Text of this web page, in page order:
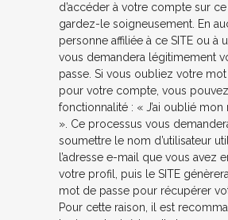
d’accéder à votre compte sur ce
gardez-le soigneusement. En
personne affiliée à ce SITE ou à
vous demandera légitimement
passe. Si vous oubliez votre
pour votre compte, vous
fonctionnalité : « J’ai oublié
». Ce processus vous
soumettre le nom d’utilisateur
l’adresse e-mail que vous avez
votre profil, puis le SITE
mot de passe pour récupérer
Pour cette raison, il est